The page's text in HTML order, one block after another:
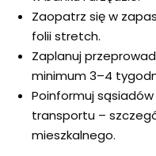
Zaopatrz się w
folii stretch.
Zaplanuj
minimum 3–4
Poinformuj
transportu –
mieszkalnego.